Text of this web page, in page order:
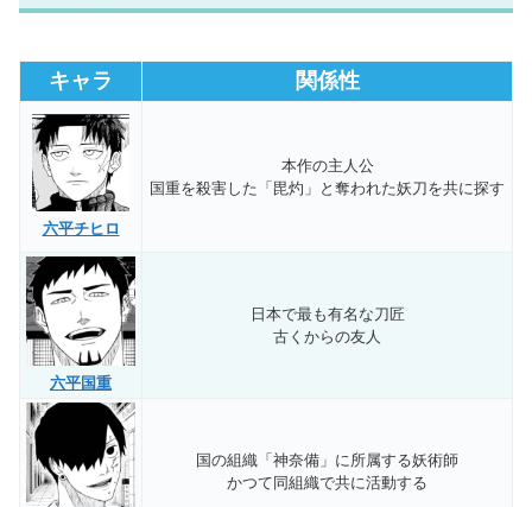
キャラ 関係性
六平チヒロ
本作の主人公
国重を殺害した「毘灼」と奪われた妖刀を共に探す
六平国重
日本で最も有名な刀匠
古くからの友人
国の組織「神奈備」に所属する妖術師
かつて同組織で共に活動する